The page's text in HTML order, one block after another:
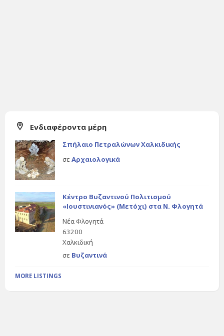
Ενδιαφέροντα μέρη
Σπήλαιο Πετραλώνων Χαλκιδικής
σε Αρχαιολογικά
Κέντρο Βυζαντινού Πολιτισμού
«Ιουστινιανός» (Μετόχι) στα Ν. Φλογητά
Νέα Φλογητά
63200
Χαλκιδική
σε Βυζαντινά
MORE LISTINGS